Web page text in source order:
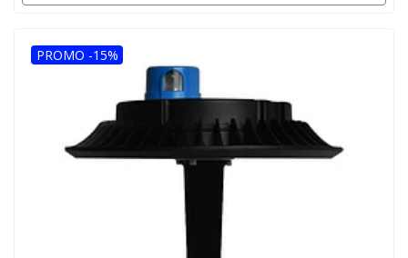
PROMO -15%